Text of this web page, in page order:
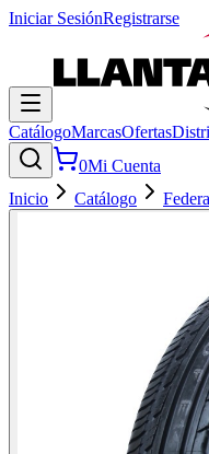
Iniciar SesiónRegistrarse
CatálogoMarcasOfertas
0Mi Cuenta
Inicio
Catálogo